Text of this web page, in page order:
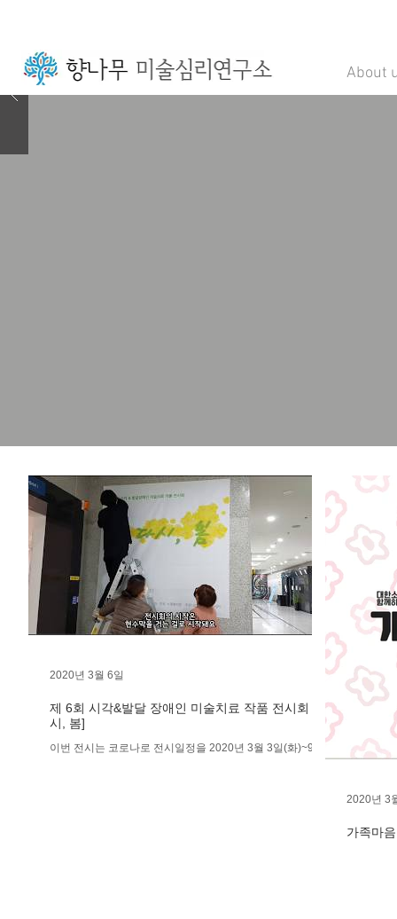
About
제 6회 시각&발달 장애인 미술치료 작품 전시회 [다
시, 봄]
이번 전시는 코로나로 전시일정을 2020년 3월 3일(화)~9일
2020년 3월 6일
가족마
2020년 3